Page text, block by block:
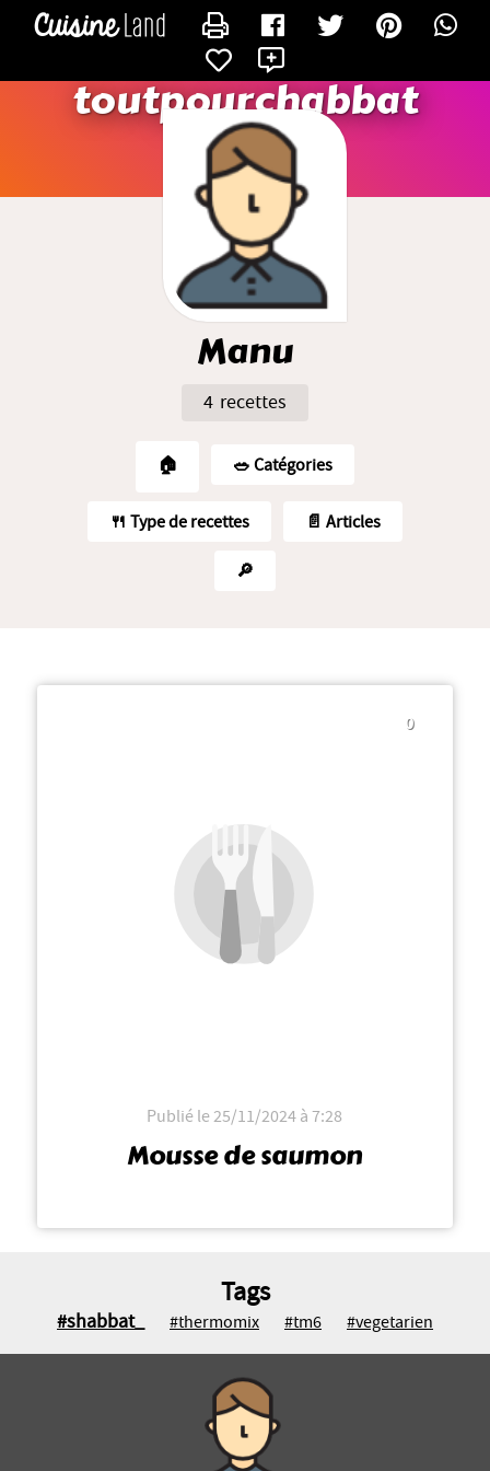
toutpourchabbat
Manu
4 recettes
🏠 🥗️ Catégories
🍴 Type de recettes 📄 Articles
🔎
Publié le 25/11/2024 à 7:28
Mousse de saumon
0
Tags
#shabbat_ #thermomix #tm6 #vegetarien
CONTACTER MANU